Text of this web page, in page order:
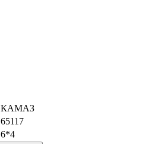
КАМАЗ
65117
6*4